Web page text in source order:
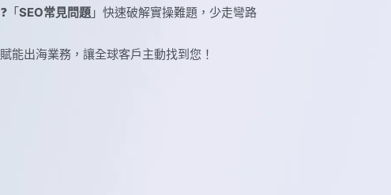
❓「SEO常見問題 」快速破解實操難題，少走彎路
賦能出海業務，讓全球​​客戶主動找到您！